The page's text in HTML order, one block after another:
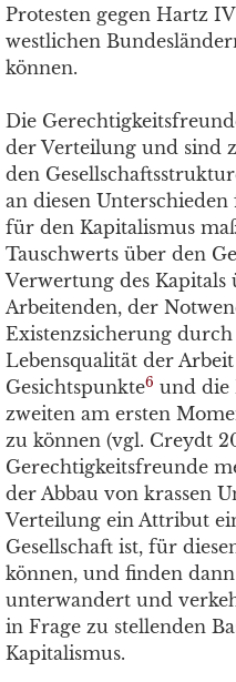
Protesten gegen Hartz
westlichen
können.
Die
der Verteilung und sind
den
an diesen
für den Kapitalismus
Tauschwerts über den
Verwertung des Kapitals
Arbeitenden, der
Existenzsicherung
Lebensqualität der
Gesichtspunkte6 und die
zweiten am ersten
zu können (vgl. Creydt
Gerechtigkeitsfreunde
der Abbau von krassen
Verteilung ein Attribut
Gesellschaft ist, für
können, und finden
unterwandert und
in Frage zu stellenden
Kapitalismus.